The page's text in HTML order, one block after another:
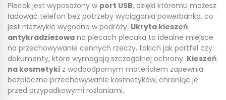
Plecak jest wyposażony w port USB, dzięki któremu możesz
ładować telefon bez potrzeby wyciągania powerbanka, co
jest niezwykle wygodne w podróży. Ukryta kieszeń
antykradzieżowa na plecach plecaka to idealne miejsce
na przechowywanie cennych rzeczy, takich jak portfel czy
dokumenty, które wymagają szczególnej ochrony. Kieszeń
na kosmetyki z wodoodpornym materiałem zapewnia
bezpieczne przechowywanie kosmetyków, chroniąc je
przed przypadkowymi rozlaniami.